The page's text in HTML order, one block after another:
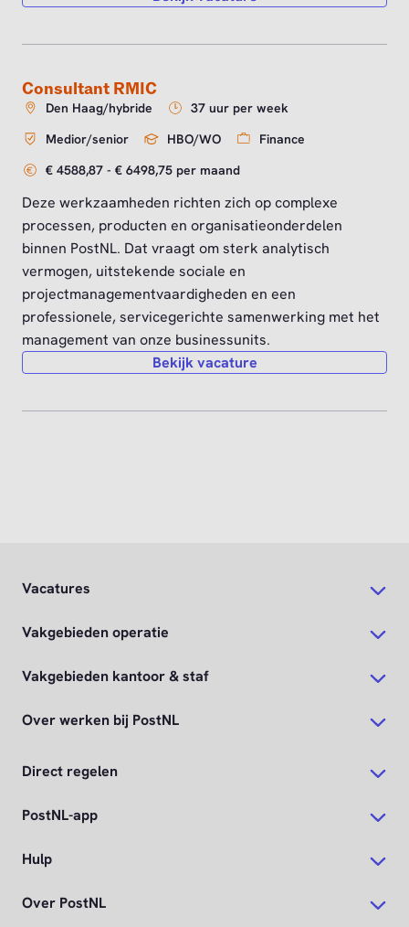
Vacatures
Vakgebieden operatie
Vakgebieden kantoor & staf
Over werken bij PostNL
Direct regelen
PostNL-app
Hulp
Over PostNL